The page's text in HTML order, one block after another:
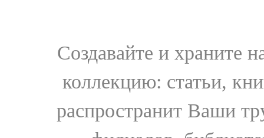
Создавайте и храните
коллекцию: статьи,
распространит Ваши